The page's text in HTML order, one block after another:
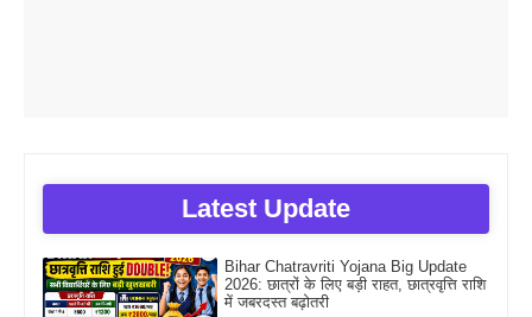
Latest Update
Bihar Chatravriti Yojana Big Update
2026: छात्रों के लिए बड़ी राहत, छात्रवृत्ति राशि
में जबरदस्त बढ़ोतरी